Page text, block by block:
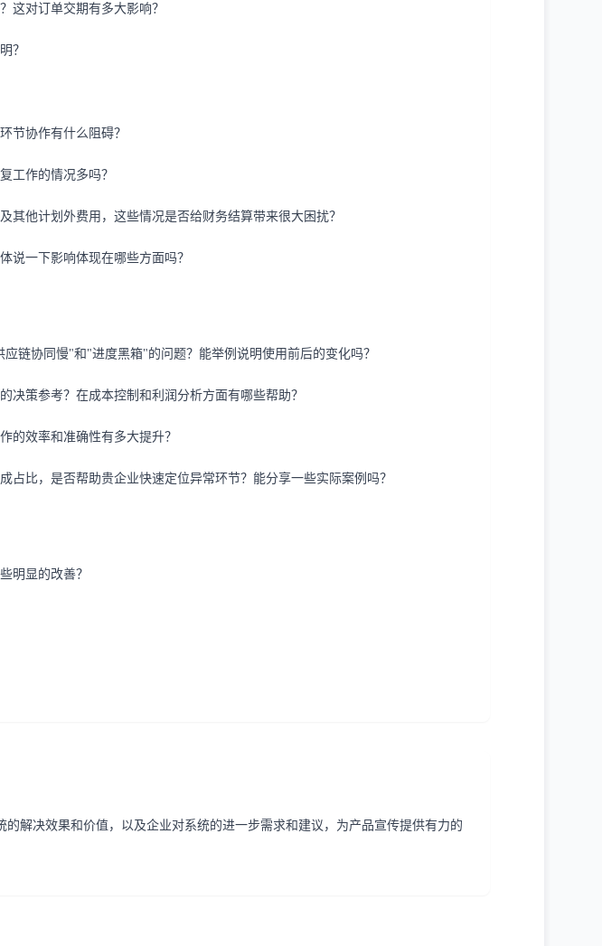
这对订单交期有多大影响？
？
节协作有什么阻碍？
工作的情况多吗？
他计划外费用，这些情况是否给财务结算带来很大困扰？
说一下影响体现在哪些方面吗？
链协同慢"和"进度黑箱"的问题？能举例说明使用前后的变化吗？
决策参考？在成本控制和利润分析方面有哪些帮助？
的效率和准确性有多大提升？
比，是否帮助贵企业快速定位异常环节？能分享一些实际案例吗？
明显的改善？
解决效果和价值，以及企业对系统的进一步需求和建议，为产品宣传提供有力的